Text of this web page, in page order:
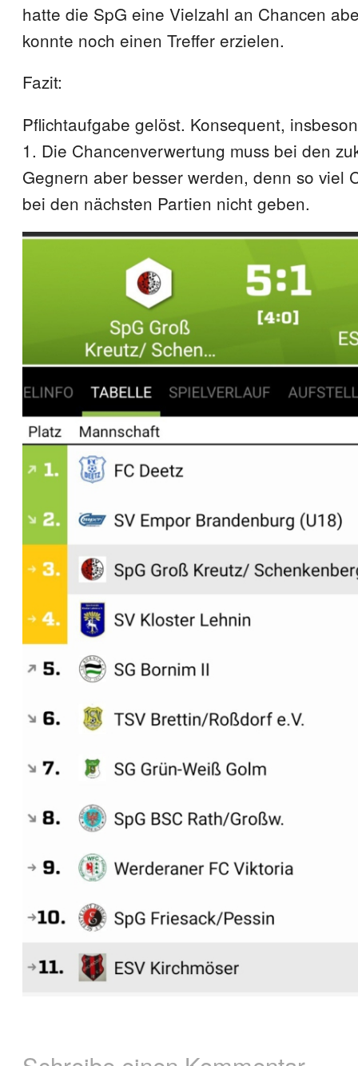
hatte die SpG eine Vielzahl an Chancen
konnte noch einen Treffer erzielen.
Fazit:
Pflichtaufgabe gelöst. Konsequent,
1. Die Chancenverwertung muss bei den
Gegnern aber besser werden, denn so viel
bei den nächsten Partien nicht geben.